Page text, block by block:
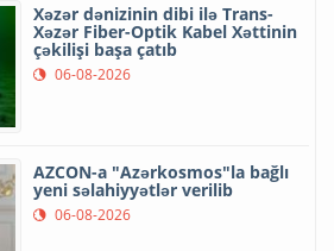
Xəzər dənizinin dibi ilə Trans-
Xəzər Fiber-Optik Kabel Xəttinin
çəkilişi başa çatıb
06-08-2026
AZCON-a "Azərkosmos"la bağlı
yeni səlahiyyətlər verilib
06-08-2026